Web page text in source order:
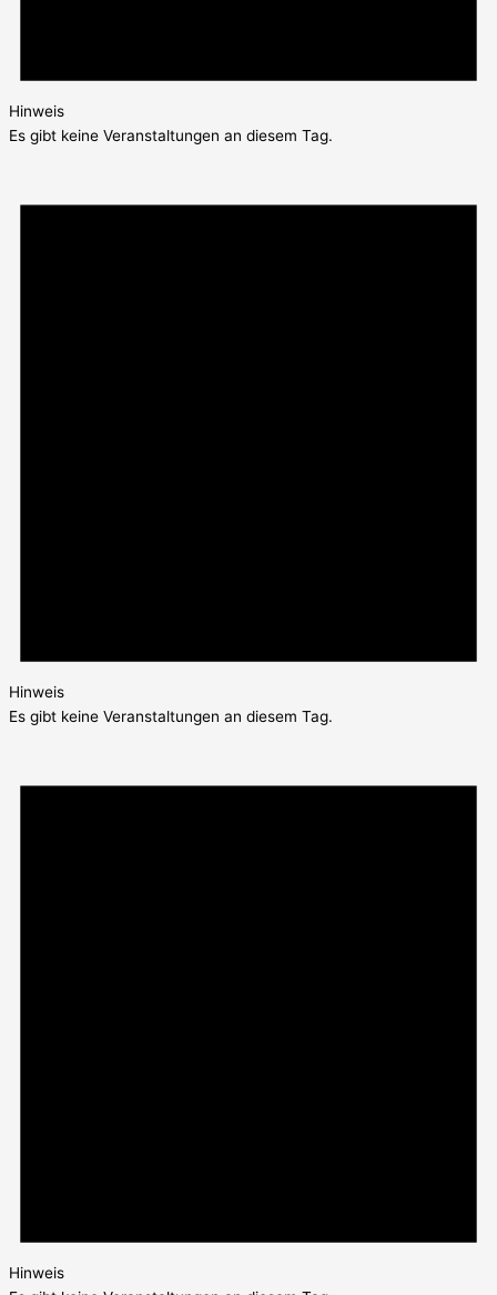
Hinweis
Es gibt keine Veranstaltungen an diesem Tag.
Hinweis
Es gibt keine Veranstaltungen an diesem Tag.
Hinweis